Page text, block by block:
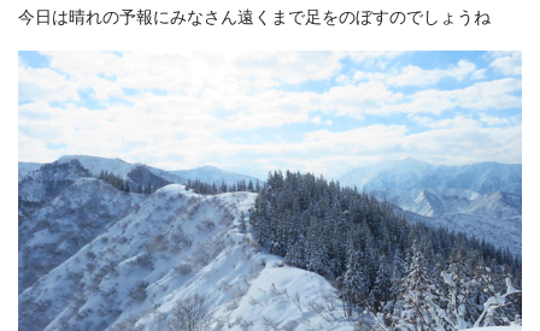
今日は晴れの予報にみなさん遠くまで足をのぼすのでしょうね